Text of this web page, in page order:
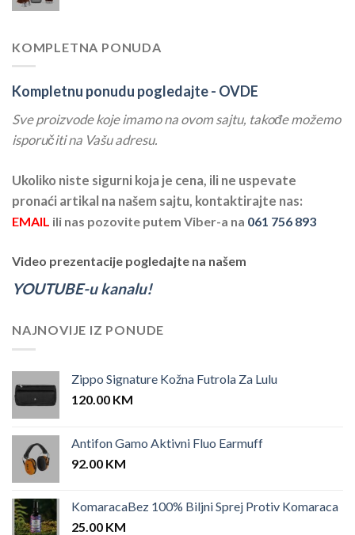
KOMPLETNA PONUDA
Kompletnu ponudu pogledajte - OVDE
Sve proizvode koje imamo na ovom sajtu, takođe možemo
isporučiti na Vašu adresu.
Ukoliko niste sigurni koja je cena, ili ne uspevate
pronaći artikal na našem sajtu, kontaktirajte nas:
EMAIL ili nas pozovite putem Viber-a na 061 756 893
Video prezentacije pogledajte na našem
YOUTUBE-u kanalu!
NAJNOVIJE IZ PONUDE
Zippo Signature Kožna Futrola Za Lulu
120.00 KM
Antifon Gamo Aktivni Fluo Earmuff
92.00 KM
KomaracaBez 100% Biljni Sprej Protiv Komaraca
25.00 KM